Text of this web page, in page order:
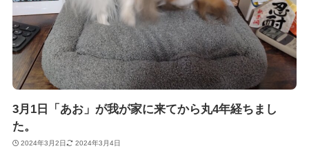
3月1日「あお」が我が家に来てから丸4年経ちまし
た。
2024年3月2日 2024年3月4日